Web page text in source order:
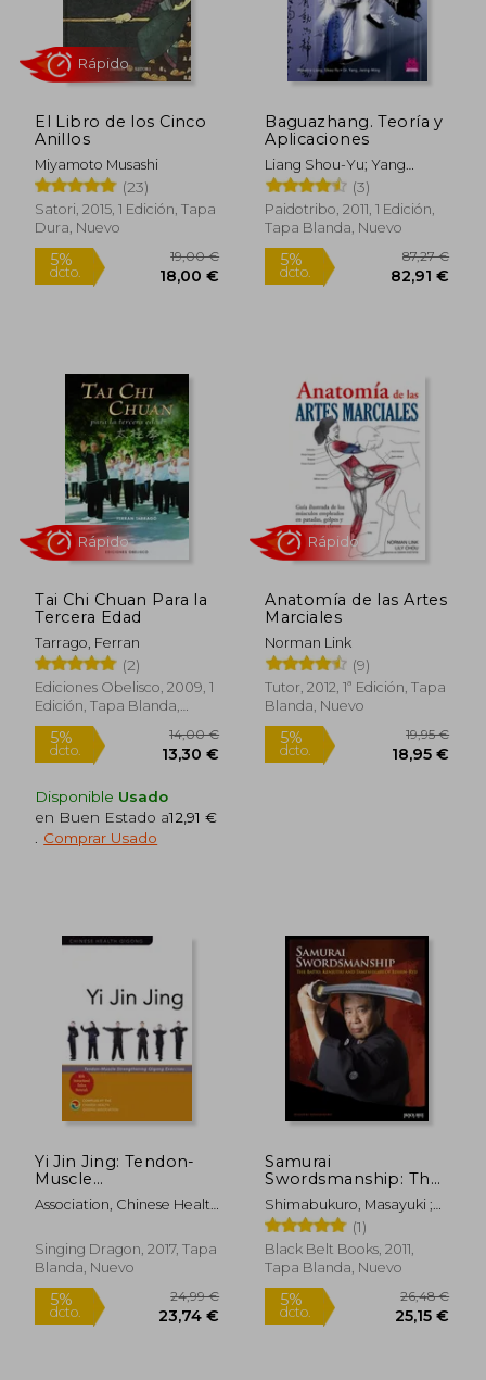
5% 15,50 €
Rápido
5%
dcto.
5%
dcto. 26,20 €
El Libro de los Cinco
Anillos
Miyamoto Musashi
(23)
Satori, 2015, 1 Edición, Tapa
Dura, Nuevo
Rápido
Baguazhang. Teoría y
Aplicaciones
Liang Shou-Yu; Yang
Jwing-Ming
(3)
Paidotribo, 2011, 1 Edición,
Tapa Blanda, Nuevo
Tai Chi Chuan Para la
Tercera Edad
Tarrago, Ferran
(2)
Ediciones Obelisco, 2009, 1
Edición, Tapa Blanda,
Nuevo
Disponible Usado
en Buen Estado a12,91 €
Comprar Usado
Anatomía de las Artes
Marciales
Norman Link
(9)
Tutor, 2012, 1ª Edición, Tapa
Blanda, Nuevo
Yi Jin Jing: Tendon-
Muscle
Strengthening
Qigong Exercises (en
Association, Chinese Health
Singing Dragon, 2017, Tapa
Blanda, Nuevo
Samurai
Swordsmanship: The
Batto, Kenjutsu, and
Tameshiri of Eishin-
Ryu (en Inglés)
Shimabukuro, Masayuki ;
Long, Carl E. (1)
Black Belt Books, 2011,
Tapa Blanda, Nuevo